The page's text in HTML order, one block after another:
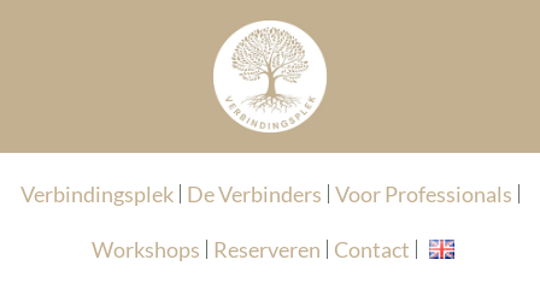
Verbindingsplek De Verbinders Voor Professionals
Workshops Reserveren Contact